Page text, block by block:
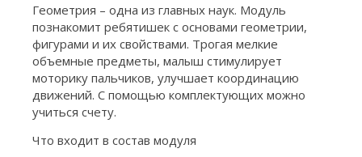
Геометрия – одна из главных наук. Модуль
познакомит ребятишек с основами геометрии,
фигурами и их свойствами. Трогая мелкие
объемные предметы, малыш стимулирует
моторику пальчиков, улучшает координацию
движений. С помощью комплектующих можно
учиться счету.
Что входит в состав модуля